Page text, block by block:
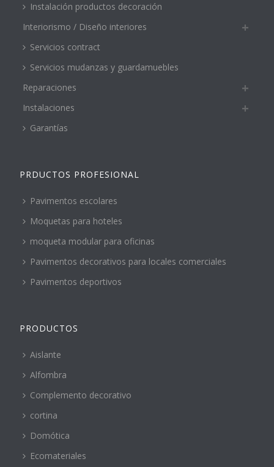
Instalación productos decoración
Interiorismo / Diseño interiores
Servicios contract
Servicios mudanzas y guardamuebles
Reparaciones
Instalaciones
Garantías
PRDUCTOS PROFESIONAL
Pavimentos escolares
Moquetas para hoteles
moqueta modular para oficinas
Pavimentos decorativos para locales comerciales
Pavimentos deportivos
PRODUCTOS
Aislante
Alfombra
Complemento decorativo
cortina
Domótica
Ecomateriales